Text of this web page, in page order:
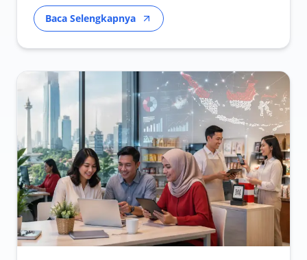
Baca Selengkapnya